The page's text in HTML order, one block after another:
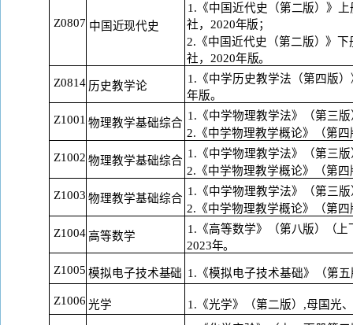
Z0807 中国近现代史
1.《中国近代史（第二版）》
社， 2020年版；
2.《中国近代史（第二版）》
社， 2020年版。
Z0814 历史教学论
1.《中学历史教学法（第四版
年版。
Z1001 物理教学基础综合
1.《中学物理教学法》（第三版
2.《中学物理教学概论》（第
Z1002 物理教学基础综合
1.《中学物理教学法》（第三版
2.《中学物理教学概论》（第
Z1003 物理教学基础综合
1.《中学物理教学法》（第三版
2.《中学物理教学概论》（第
Z1004 高等数学
1.《高等数学》（第八版）（
2023年。
Z1005 模拟电子技术基础 1.《模拟电子技术基础》（第五
Z1006 光学 1.《光学》（第二版）,母国光